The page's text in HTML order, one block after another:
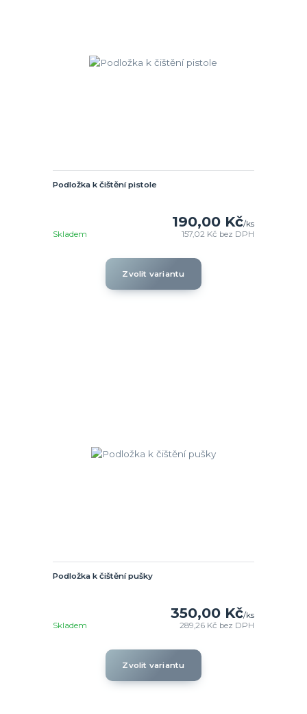
Podložka k čištění pistole
190,00 Kč/ks
157,02 Kč bez DPH
Skladem
Zvolit variantu
Podložka k čištění pušky
350,00 Kč/ks
289,26 Kč bez DPH
Skladem
Zvolit variantu